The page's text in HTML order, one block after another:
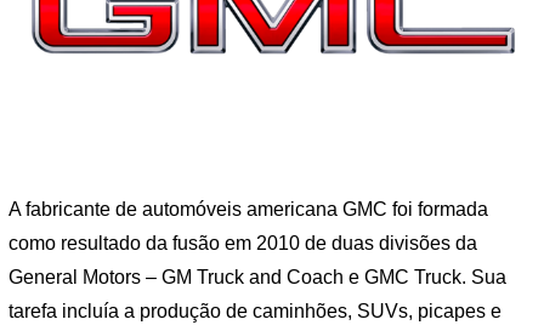
A fabricante de automóveis americana GMC foi formada
como resultado da fusão em 2010 de duas divisões da
General Motors – GM Truck and Coach e GMC Truck. Sua
tarefa incluía a produção de caminhões, SUVs, picapes e